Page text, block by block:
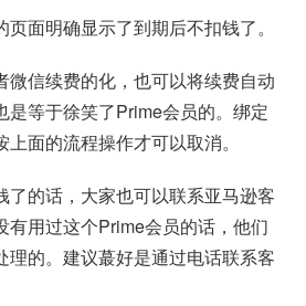
面明确显示了到期后不扣钱了。
微信续费的化，也可以将续费自动
是等于徐笑了Prime会员的。绑定
面的流程操作才可以取消。
了的话，大家也可以联系亚马逊客
有用过这个Prime会员的话，他们
理的。建议蕞好是通过电话联系客